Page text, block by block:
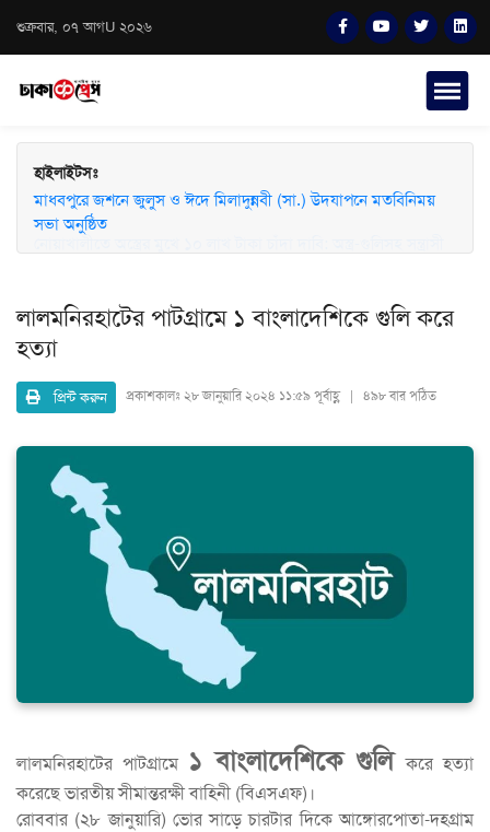
শুক্রবার, ০৭ আগU ২০২৬
হাইলাইটসঃ
মাধবপুরে জশনে জুলুস ও ঈদে মিলাদুন্নবী (সা.) উদযাপনে মতবিনিময়
সভা অনুষ্ঠিত
লালমনিরহাটের পাটগ্রামে ১ বাংলাদেশিকে গুলি করে
হত্যা
প্রিন্ট করুন প্রকাশকালঃ ২৮ জানুয়ারি ২০২৪ ১১:৫৯ পূর্বাহ্ণ | ৪৯৮ বার পঠিত
লালমনিরহাটের পাটগ্রামে ১ বাংলাদেশিকে গুলিকরে হত্যা
করেছে ভারতীয় সীমান্তরক্ষী বাহিনী (বিএসএফ)।
রোববার (২৮ জানুয়ারি) ভোর সাড়ে চারটার দিকে আঙ্গোরপোতা-দহগ্রাম